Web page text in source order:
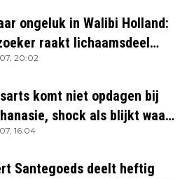
ongeluk in Walibi Holland:
raakt lichaamsdeel
20:02
komt niet opdagen bij
shock als blijkt waar
16:04
Santegoeds deelt heftig